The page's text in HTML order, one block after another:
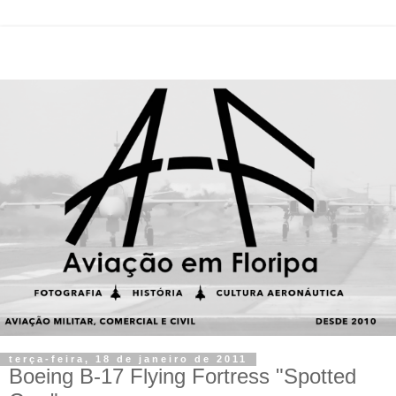
terça-feira, 18 de janeiro de 2011
Boeing B-17 Flying Fortress "Spotted